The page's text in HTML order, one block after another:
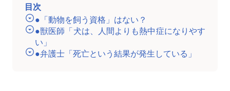
目次
●「動物を飼う資格」はない？
●獣医師「犬は、人間よりも熱中症になりやす
い」
●弁護士「死亡という結果が発生している」